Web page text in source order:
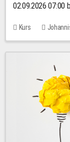
02.09.2026 07:00
Kurs
Keine freien Plätze